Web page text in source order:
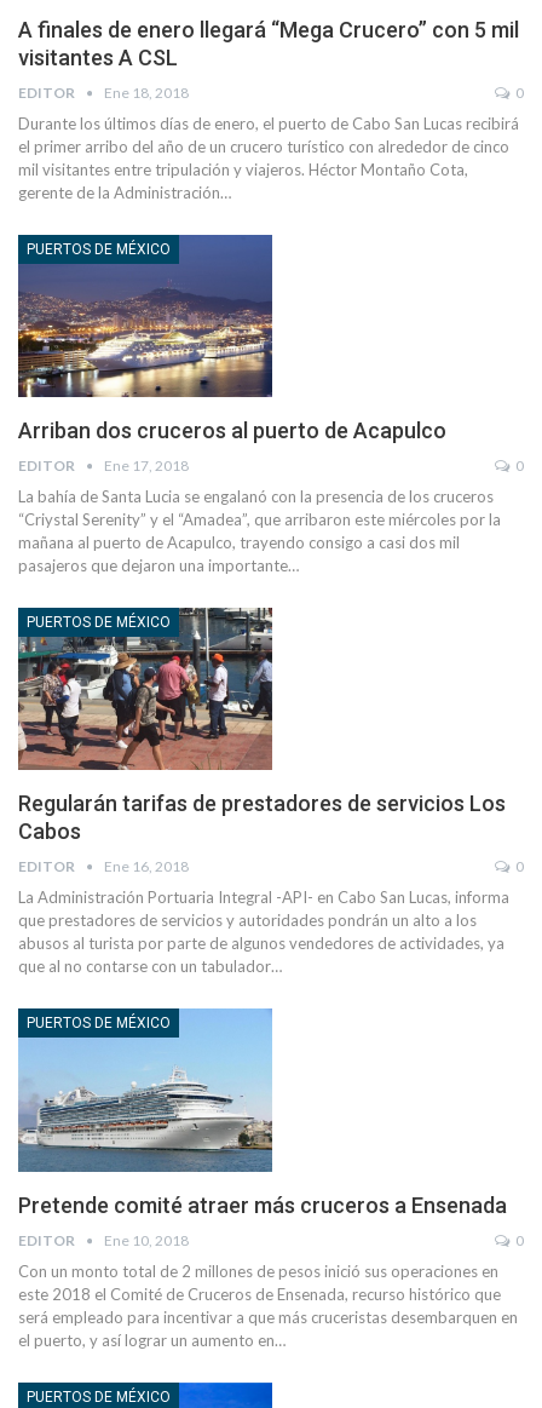
A finales de enero llegará “Mega Crucero” con 5 mil
visitantes A CSL
EDITOR Ene 18, 2018 0
Durante los últimos días de enero, el puerto de Cabo San Lucas recibirá
el primer arribo del año de un crucero turístico con alrededor de cinco
mil visitantes entre tripulación y viajeros. Héctor Montaño Cota,
gerente de la Administración…
PUERTOS DE MÉXICO
Arriban dos cruceros al puerto de Acapulco
EDITOR Ene 17, 2018 0
La bahía de Santa Lucia se engalanó con la presencia de los cruceros
“Criystal Serenity” y el “Amadea”, que arribaron este miércoles por la
mañana al puerto de Acapulco, trayendo consigo a casi dos mil
pasajeros que dejaron una importante…
PUERTOS DE MÉXICO
Regularán tarifas de prestadores de servicios Los
Cabos
EDITOR Ene 16, 2018 0
La Administración Portuaria Integral -API- en Cabo San Lucas, informa
que prestadores de servicios y autoridades pondrán un alto a los
abusos al turista por parte de algunos vendedores de actividades, ya
que al no contarse con un tabulador…
PUERTOS DE MÉXICO
Pretende comité atraer más cruceros a Ensenada
EDITOR Ene 10, 2018 0
Con un monto total de 2 millones de pesos inició sus operaciones en
este 2018 el Comité de Cruceros de Ensenada, recurso histórico que
será empleado para incentivar a que más cruceristas desembarquen en
el puerto, y así lograr un aumento en…
PUERTOS DE MÉXICO